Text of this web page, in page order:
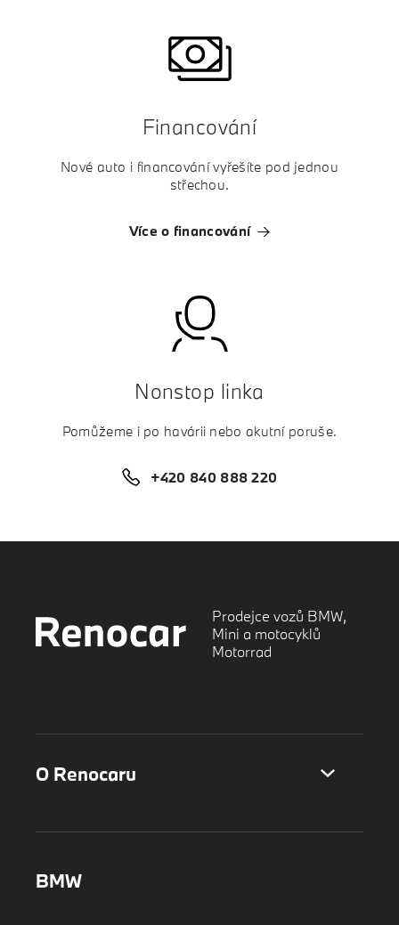
Financování
Nové auto i financování vyřešíte pod jednou
střechou.
Více o financování
Nonstop linka
Pomůžeme i po havárii nebo akutní poruše.
+420 840 888 220
Prodejce vozů BMW,
Mini a motocyklů
Motorrad
O Renocaru
BMW